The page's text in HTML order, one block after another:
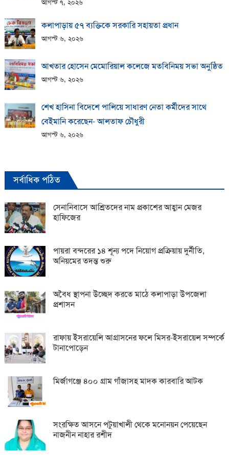
আগস্ট ৭, ২০২৬
কলাপাড়ায় ​৫৭ ব্যক্তিকে সরকারি সহায়তা প্রধান
আগস্ট ৬, ২০২৬
আখতার হোসেন মেমোরিয়াল কলেজে মতবিনিময় সভা অনুষ্ঠিত
আগস্ট ৬, ২০২৬
শেখ হাসিনা বিদেশে পালিয়ে সাধারণ নেতা কর্মীদের সাথে
বেইমানি করেছেন- আলতাফ চৌধুরী
আগস্ট ৬, ২০২৬
সর্বাধিক পঠিত
সেনানিবাসে আশ্রিতদের নাম প্রকাশের আহ্বান মেজর
হাফিজের
পায়রা বন্দরের ১৪ শূন্য পদে নিয়োগ প্রক্রিয়ায় দুর্নীতি,
অনিয়মের তদন্ত শুরু
অবৈধ স্থাপনা উচ্ছেদ করতে মাঠে কলাপাড়া উপজেলা
প্রশাসন
রাফায় ইসরায়েলি আগ্রাসনের ফলে মিসর-ইসরায়েল সম্পর্কে
টানাপোড়েন
মির্জাগঞ্জে ৪০০ গ্রাম গাঁজাসহ মাদক কারবারি আটক
সংরক্ষিত আসনে পটুয়াখালী থেকে মনোনয়ন পেয়েছেন
নাজনীন নাহার রশীদ